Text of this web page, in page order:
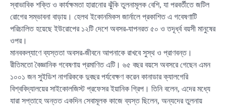
স্বাভাবিক শক্তি ও কার্যক্ষমতা হারানোর ঝুঁকি তুলনামূলক বেশি, যা পরবর্তীতে জটিল
রোগের সম্ভাবনা বাড়ায়। হেলথ ইকোনমিকস জার্নালে প্রকাশিত এ গবেষণাটি
পরিচালিত হয়েছে ইউরোপের ১২টি দেশে অবসর-যাপনরত ৫০ ও তদূর্ধ্ব বয়সী মানুষের
ওপর।
মানবকল্যাণে ব্যস্ততা অবসর-জীবনে আপনাকে রাখবে সুস্থ ও প্রাণবন্ত।
রীতিমতো বৈজ্ঞানিক গবেষণায় প্রমাণিত এটি। ৬৫ বছর বয়সে অবসরে গেছেন এমন
১০০১ জন সুইডিশ নাগরিককে দুবছর পর্যবেক্ষণ করেন কানাডার ক্যালগেরি
বিশ্ববিদ্যালয়ের সাইকোলজিস্ট প্রফেসর ইয়ানিক গ্রিপ। তিনি বলেন, এদের মধ্যে
যারা সপ্তাহে অন্তত একদিন সেবামূলক কাজে ব্যস্ত ছিলেন, অন্যদের তুলনায়